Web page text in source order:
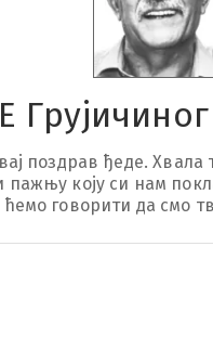
поздрав ђеде. Хвала
пажњу коју си нам
говорити да смо